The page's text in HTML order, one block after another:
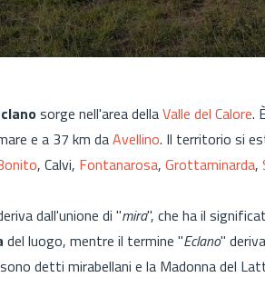
sorge nell'area dellaValle del Calore.
e a 37 km daAvellino. Il territorio si
, Calvi, Fontanarosa, Grottaminarda,
dall'unione di "mira", che ha il
del luogo, mentre il termine "Eclano"
detti mirabellani e la Madonna del